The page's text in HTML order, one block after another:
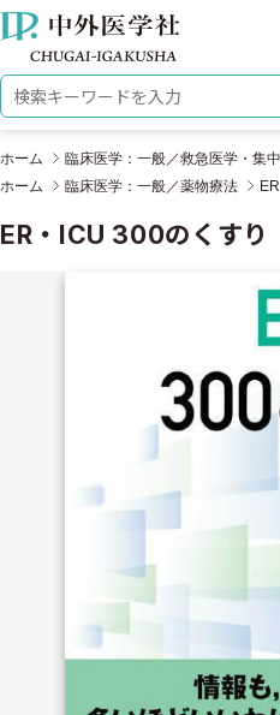
株式会社 中外医学社
検索キーワード
ホーム 臨床医学：一般／救急医学・集
ホーム
臨床医学：一般／薬物療法
ER・ICU 300のくすり